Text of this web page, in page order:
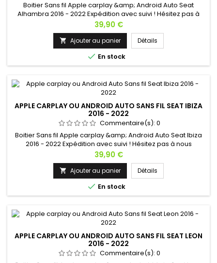
Boitier Sans fil Apple carplay &amp; Android Auto Seat
Alhambra 2016 - 2022 Expédition avec suivi ! Hésitez pas à
nous contacter si vous avez une question !
Prix
39,90 €
 Ajouter au panier Détails
 En stock
APPLE CARPLAY OU ANDROID AUTO SANS FIL SEAT IBIZA
2016 - 2022
Commentaire(s): 0
Boitier Sans fil Apple carplay &amp; Android Auto Seat Ibiza
2016 - 2022 Expédition avec suivi ! Hésitez pas à nous
contacter si vous avez une question !
Prix
39,90 €
 Ajouter au panier Détails
 En stock
APPLE CARPLAY OU ANDROID AUTO SANS FIL SEAT LEON
2016 - 2022
Commentaire(s): 0